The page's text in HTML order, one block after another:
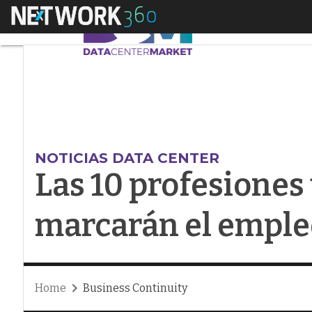
Menú
NOTICIAS DATA CENTER
Las 10
marcarán el
Home Business Continuity